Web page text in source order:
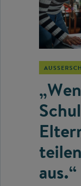
aus.“